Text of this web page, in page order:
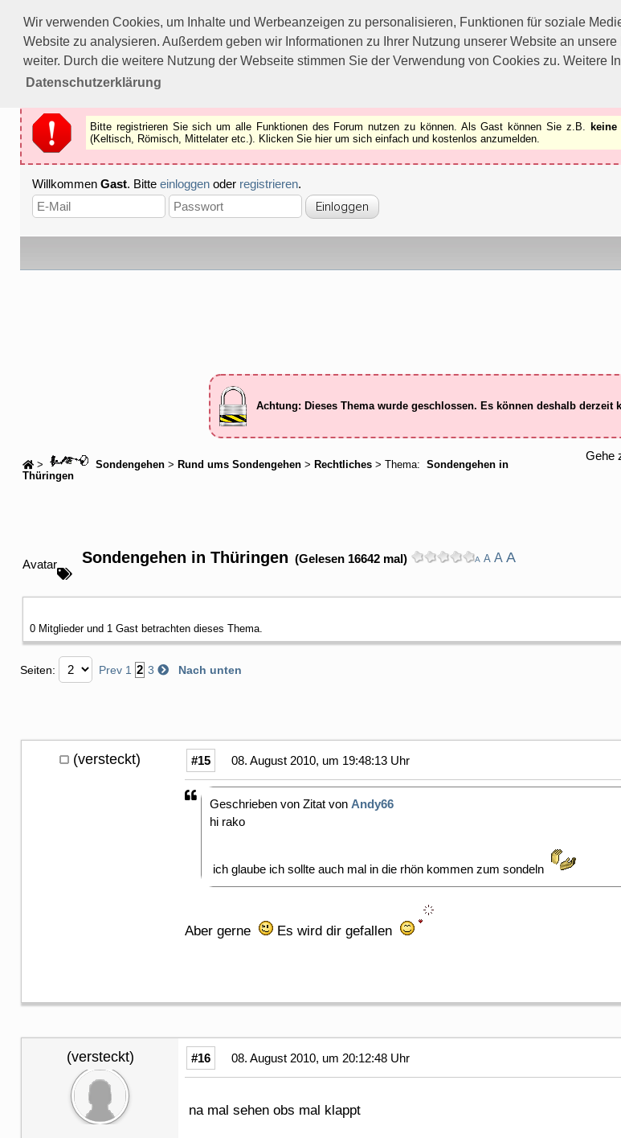
Wir verwenden Cookies, um Inhalte und Werbeanzeigen zu personalisieren, Funktionen für soziale
Website zu analysieren. Außerdem geben wir Informationen zu Ihrer Nutzung unserer Website an
weiter. Durch die weitere Nutzung der Webseite stimmen Sie der Verwendung von Cookies zu. Weitere
Datenschutzerklärung
Bitte registrieren Sie sich um alle Funktionen des Forums nutzen zu können.
Als Gast können Sie z.B.keine Bilderbetrachten.
Registrieren
Schliessen
Bitte registrieren Sie sich um alle Funktionen des Forum nutzen zu können. Als Gast können Sie z.B.
(Keltisch, Römisch, Mittelater etc.). Klicken Sie hier um sich einfach und kostenlos anzumelden.
Willkommen Gast. Bitte einloggen oder registrieren.
Achtung: Dieses Thema wurde geschlossen. Es können deshalb derzeit
> Sondengehen > Rund ums Sondengehen > Rechtliches > Thema:
Sondengehen in
Thüringen
Gehe
Avatar Sondengehen in Thüringen (Gelesen 16642 mal) A A A A
0 Mitglieder und 1 Gast betrachten dieses Thema.
Seiten: Prev 1 2 3 Nach unten
(versteckt) #15 08. August 2010, um 19:48:13 Uhr
Geschrieben von Zitat von Andy66
hi rako
ich glaube ich sollte auch mal in die rhön kommen zum sondeln
Aber gerne Es wird dir gefallen
(versteckt) #16 08. August 2010, um 20:12:48 Uhr
na mal sehen obs mal klappt